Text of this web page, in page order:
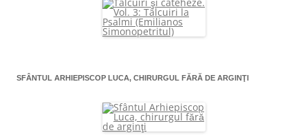
SFÂNTUL ARHIEPISCOP LUCA, CHIRURGUL FĂRĂ DE ARGINŢI